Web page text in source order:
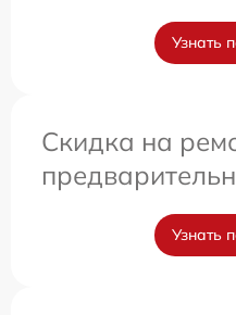
Узнать
Скидка на
Узнать